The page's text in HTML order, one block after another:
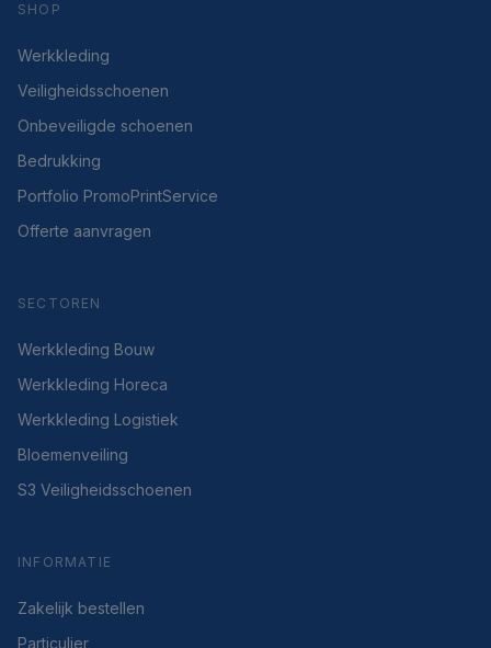
SHOP
Werkkleding
Veiligheidsschoenen
Onbeveiligde schoenen
Bedrukking
Portfolio PromoPrintService
Offerte aanvragen
SECTOREN
Werkkleding Bouw
Werkkleding Horeca
Werkkleding Logistiek
Bloemenveiling
S3 Veiligheidsschoenen
INFORMATIE
Zakelijk bestellen
Particulier